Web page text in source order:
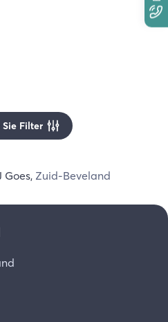
Sie Filter
Goes, Zuid-Beveland